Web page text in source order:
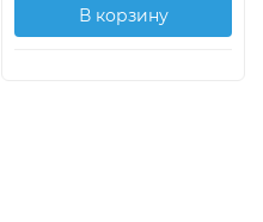
В корзину